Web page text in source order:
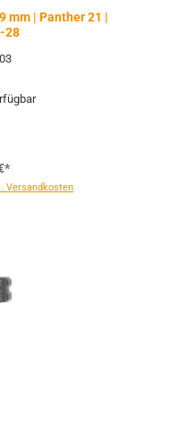
mm | Panther 21 |
28
Versandkosten